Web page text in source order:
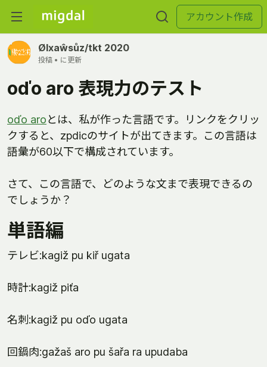
アカウント作成
Ølxaŵsůz/tkt 2020
投稿 • に更新
oďo aro 表現力のテスト
oďo aroとは、私が作った言語です。リンクをクリッ
クすると、zpdicのサイトが出てきます。この言語は
語彙が60以下で構成されています。
さて、この言語で、どのような文まで表現できるの
でしょうか？
単語編
テレビ:kagiž pu kiř ugata
時計:kagiž piťa
名刺:kagiž pu oďo ugata
回鍋肉:gažaš aro pu šařa ra upudaba